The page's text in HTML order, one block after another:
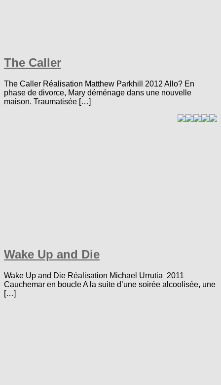
The Caller
The Caller Réalisation Matthew Parkhill 2012 Allo? En
phase de divorce, Mary déménage dans une nouvelle
maison. Traumatisée […]
Wake Up and Die
Wake Up and Die Réalisation Michael Urrutia 2011
Cauchemar en boucle A la suite d’une soirée alcoolisée, une
[…]